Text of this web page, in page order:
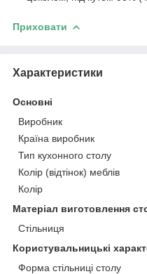
Приховати
Характеристики
Основні
Виробник
Країна виробник
Тип кухонного столу
Колір (відтінок) меблів
Колір
Матеріал виготовлення
Стільниця
Користувальницькі
Форма стільниці столу